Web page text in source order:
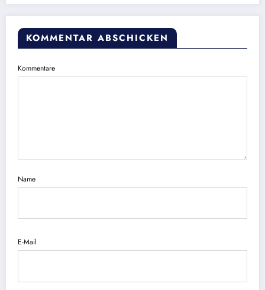
KOMMENTAR ABSCHICKEN
Kommentare
Name
E-Mail